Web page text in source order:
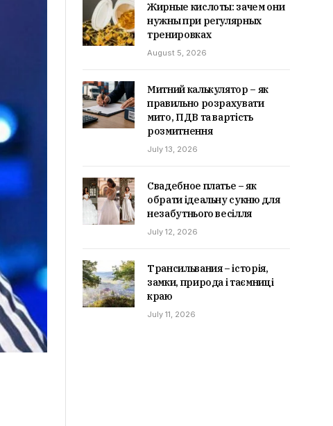
Жирные кислоты: зачем они
нужны при регулярных
тренировках
August 5, 2026
Митний калькулятор – як
правильно розрахувати
мито, ПДВ та вартість
розмитнення
July 13, 2026
Свадебное платье – як
обрати ідеальну сукню для
незабутнього весілля
July 12, 2026
Трансильвания – історія,
замки, природа і таємниці
краю
July 11, 2026